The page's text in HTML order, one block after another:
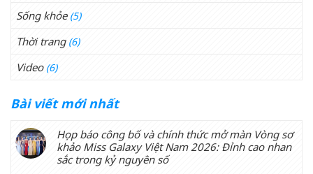
Sống khỏe(5)
Thời trang(6)
Video(6)
Bài viết mới nhất
Họp báo công bố và chính thức mở màn Vòng sơ
khảo Miss Galaxy Việt Nam 2026: Đỉnh cao nhan
sắc trong kỷ nguyên số